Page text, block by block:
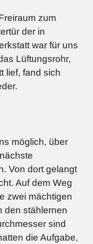
zum
der in
war für uns
Lüftungsrohr,
lief, fand sich
möglich, über
Von dort gelangt
Auf dem Weg
zwei mächtigen
den stählernen
sind
die Aufgabe,